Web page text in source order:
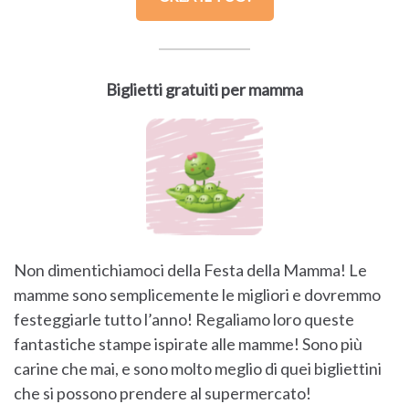
Biglietti gratuiti per mamma
Non dimentichiamoci della Festa della Mamma! Le
mamme sono semplicemente le migliori e dovremmo
festeggiarle tutto l’anno! Regaliamo loro queste
fantastiche stampe ispirate alle mamme! Sono più
carine che mai, e sono molto meglio di quei bigliettini
che si possono prendere al supermercato!